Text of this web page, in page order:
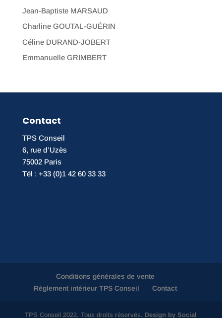
Jean-Baptiste MARSAUD
Charline GOUTAL-GUÉRIN
Céline DURAND-JOBERT
Emmanuelle GRIMBERT
Contact
TPS Conseil
6, rue d’Uzès
75002 Paris
Tél : +33 (0)1 42 60 33 33
Conditions générales de vente
Règlement intérieur TPS Conseil
Contact
TPS Conseil 2022. Tous droits réservés. Design by Social